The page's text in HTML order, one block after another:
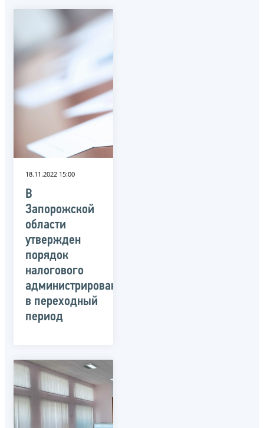
18.11.2022 15:00
В
Запорожской
области
утвержден
порядок
налогового
администрирования
в переходный
период